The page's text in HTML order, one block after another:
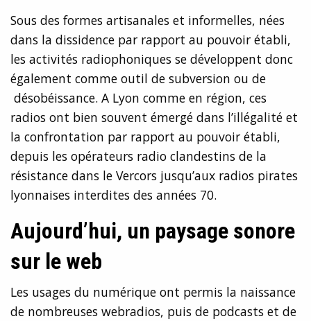
Sous des formes artisanales et informelles, nées
dans la dissidence par rapport au pouvoir établi,
les activités radiophoniques se développent donc
également comme outil de subversion ou de
désobéissance. A Lyon comme en région, ces
radios ont bien souvent émergé dans l’illégalité et
la confrontation par rapport au pouvoir établi,
depuis les opérateurs radio clandestins de la
résistance dans le Vercors jusqu’aux radios pirates
lyonnaises interdites des années 70.
Aujourd’hui, un paysage sonore
sur le web
Les usages du numérique ont permis la naissance
de nombreuses webradios, puis de podcasts et de